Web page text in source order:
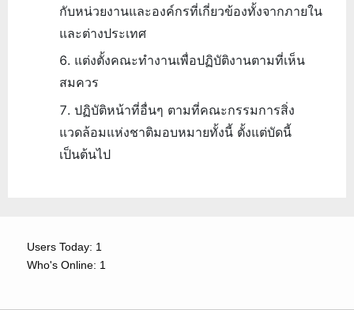
กับหน่วยงานและองค์กรที่เกี่ยวข้องทั้งจากภายใน
และต่างประเทศ
แต่งตั้งคณะทำงานเพื่อปฏิบัติงานตามที่เห็น
สมควร
ปฏิบัติหน้าที่อื่นๆ ตามที่คณะกรรมการสิ่ง
แวดล้อมแห่งชาติมอบหมายทั้งนี้ ตั้งแต่บัดนี้
เป็นต้นไป
Users Today: 1
Who's Online: 1